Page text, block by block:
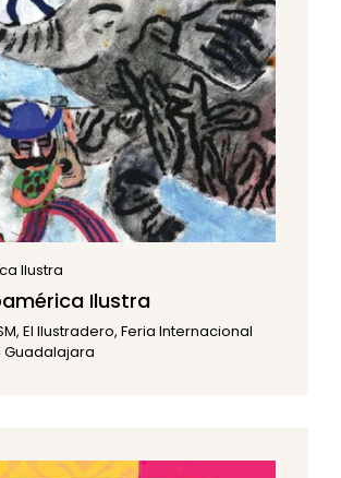
Ilustra
Ilustra
El Ilustradero, Feria Internacional
Guadalajara